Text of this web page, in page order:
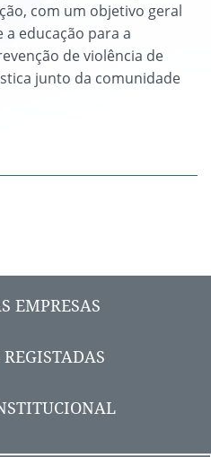
com um objetivo geral
educação para a
de violência de
junto da comunidade
EMPRESAS